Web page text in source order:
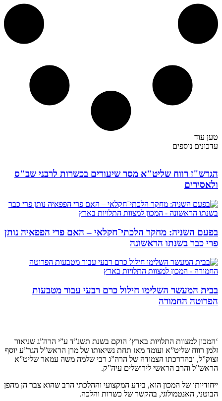
טען עוד
עדכונים נוספים
הגרש"ז רווח שליט"א מסר שיעורים בכשרות לרבני שב"ס
ולאסירים
בפעם השניה: מחקר הלכתי־חקלאי – האם פרי הפפאיה נותן
פרי כבר בשנתו הראשונה
בבית המעשר השלימו חילול כרם רבעי עבור מטבעות
הפרוטה החמורה
‘המכון למצוות התלויות בארץ’ הוקם בשנת תשנ”ד ע”י הרה”ג שניאור
זלמן רווח שליט”א ועומד מאז תחת נשיאותו של מרן הראש”ל הגר”ע יוסף
זצוק”ל, ובהדרכתו הצמודה של הרה”ג רבי שלמה משה עמאר שליט”א
הראש”ל והרב הראשי לירושלים עיה”ק.
ייחודיותו של המכון הוא, בידע המקצועי וההלכתי הרב שהוא צבר הן מהפן
הבוטני, האנטמולוגי, בהקשר של כשרות והלכה.